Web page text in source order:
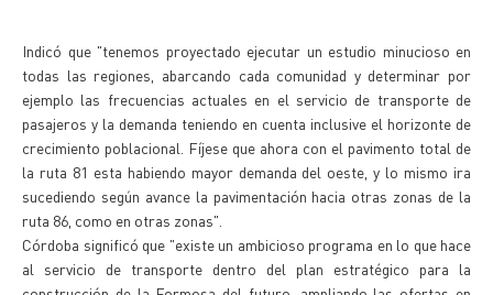
Indicó que "tenemos proyectado ejecutar un estudio minucioso en
todas las regiones, abarcando cada comunidad y determinar por
ejemplo las frecuencias actuales en el servicio de transporte de
pasajeros y la demanda teniendo en cuenta inclusive el horizonte de
crecimiento poblacional. Fíjese que ahora con el pavimento total de
la ruta 81 esta habiendo mayor demanda del oeste, y lo mismo ira
sucediendo según avance la pavimentación hacia otras zonas de la
ruta 86, como en otras zonas".
Córdoba significó que "existe un ambicioso programa en lo que hace
al servicio de transporte dentro del plan estratégico para la